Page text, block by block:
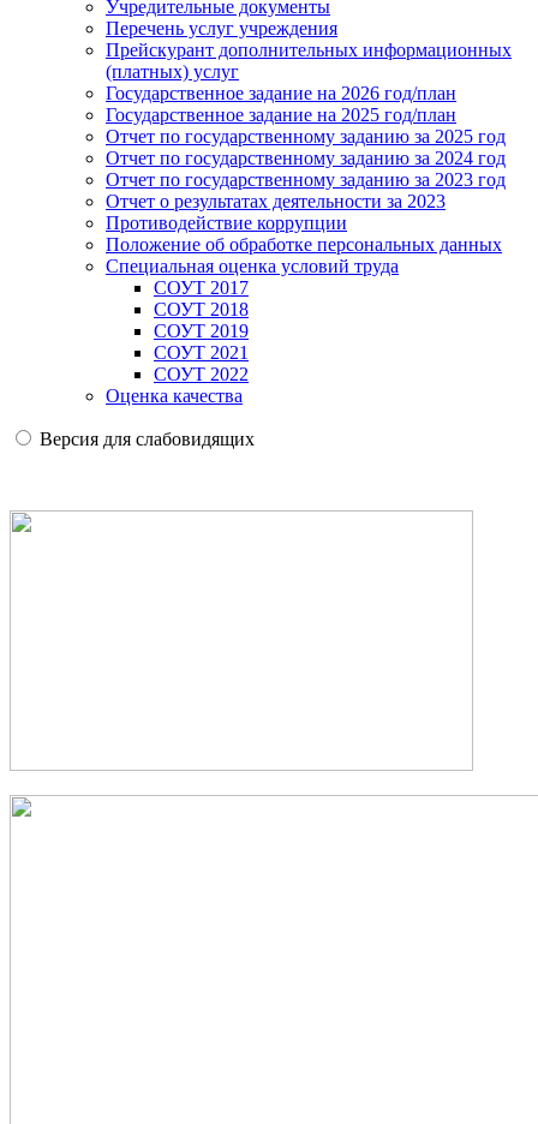
Учредительные документы
Перечень услуг учреждения
Прейскурант дополнительных информационных
(платных) услуг
Государственное задание на 2026 год/план
Государственное задание на 2025 год/план
Отчет по государственному заданию за 2025 год
Отчет по государственному заданию за 2024 год
Отчет по государственному заданию за 2023 год
Отчет о результатах деятельности за 2023
Противодействие коррупции
Положение об обработке персональных данных
Специальная оценка условий труда
СОУТ 2017
СОУТ 2018
СОУТ 2019
СОУТ 2021
СОУТ 2022
Оценка качества
Версия для слабовидящих